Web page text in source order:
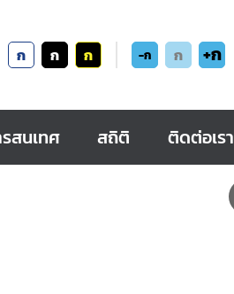
ก ก ก -ก ก +ก
สนเทศ สถิติ ติดต่อเรา